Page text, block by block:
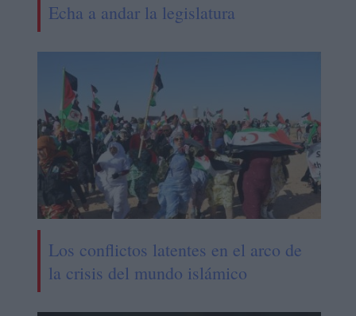
Echa a andar la legislatura
Los conflictos latentes en el arco de
la crisis del mundo islámico